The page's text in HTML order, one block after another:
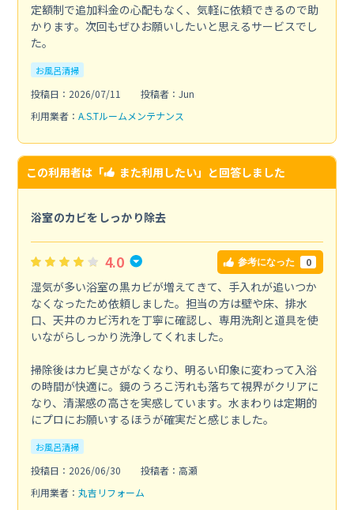
定額制で追加料金の心配もなく、気軽に依頼できるので助
かります。次回もぜひお願いしたいと思えるサービスでし
た。
お風呂清掃
投稿日：2026/07/11
投稿者：Jun
利用業者： A.S.Tルームメンテナンス
この利用者は「 また利用したい」と回答しました
浴室のカビをしっかり除去
4.0 参考になった 0
湿気が多い浴室の黒カビが増えてきて、手入れが追いつか
なくなったため依頼しました。担当の方は壁や床、排水
口、天井のカビ汚れを丁寧に確認し、専用洗剤と道具を使
いながらしっかり洗浄してくれました。
掃除後はカビ臭さがなくなり、明るい印象に変わって入浴
の時間が快適に。鏡のうろこ汚れも落ちて視界がクリアに
なり、清潔感の高さを実感しています。水まわりは定期的
にプロにお願いするほうが確実だと感じました。
お風呂清掃
投稿日：2026/06/30
投稿者：高瀬
利用業者： 丸吉リフォーム